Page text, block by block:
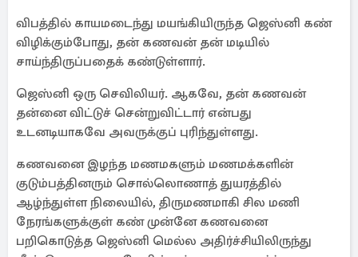
விபத்தில் காயமடைந்து மயங்கியிருந்த ஜெஸ்னி கண்
விழிக்கும்போது, தன் கணவன் தன் மடியில்
சாய்ந்திருப்பதைக் கண்டுள்ளார்.
ஜெஸ்னி ஒரு செவிலியர். ஆகவே, தன் கணவன்
தன்னை விட்டுச் சென்றுவிட்டார் என்பது
உடனடியாகவே அவருக்குப் புரிந்துள்ளது.
கணவனை இழந்த மணமகளும் மணமக்களின்
குடும்பத்தினரும் சொல்லொணாத் துயரத்தில்
ஆழ்ந்துள்ள நிலையில், திருமணமாகி சில மணி
நேரங்களுக்குள் கண் முன்னே கணவனை
பறிகொடுத்த ஜெஸ்னி மெல்ல அதிர்ச்சியிலிருந்து